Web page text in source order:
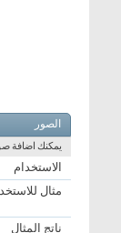
الصور
يمكنك اضافة
الاستخدام
مثال
ناتج المثال